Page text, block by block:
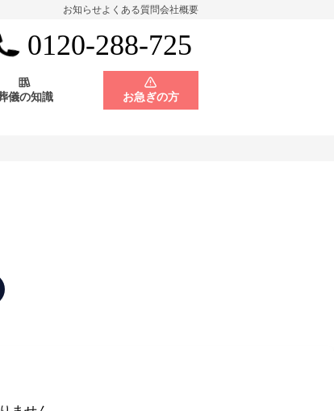
お知らせよくある質問会社概要
0120-288-725
儀の知識 お急ぎの方
会員制度
神奈川県